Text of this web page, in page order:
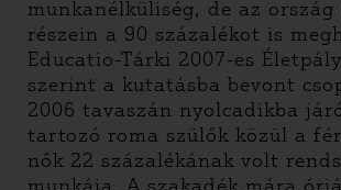
munkanélküliség, de az ország
részein a 90 százalékot is
Educatio-Tárki 2007-es
szerint a kutatásba bevont
2006 tavaszán nyolcadikba
tartozó roma szülők közül a
nők 22 százalékának volt